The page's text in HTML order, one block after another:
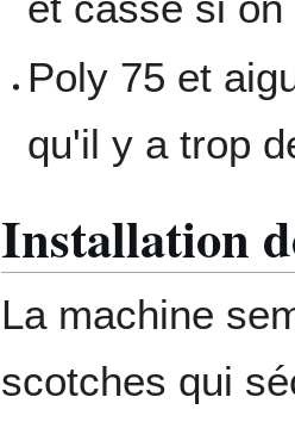
Poly 75 et
qu'il y a trop
Installation
La machine
scotches qui